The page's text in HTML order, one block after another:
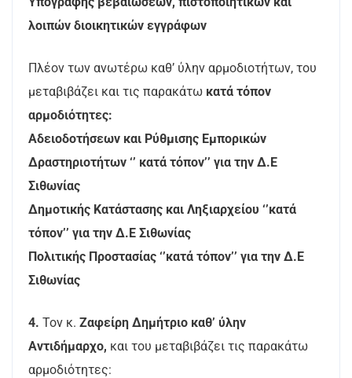
λοιπών διοικητικών εγγράφων
Πλέον των ανωτέρω καθ’ ύλην αρμοδιοτήτων, του
μεταβιβάζει και τις παρακάτω κατά τόπον
αρμοδιότητες:
Αδειοδοτήσεων και Ρύθμισης Εμπορικών
Δραστηριοτήτων ‘’ κατά τόπον’’ για την Δ.Ε
Σιθωνίας
Δημοτικής Κατάστασης και Ληξιαρχείου ‘’κατά
τόπον’’ για την Δ.Ε Σιθωνίας
Πολιτικής Προστασίας ‘’κατά τόπον’’ για την Δ.Ε
Σιθωνίας
4. Τον κ. Ζαφείρη Δημήτριο καθ’ ύλην
Αντιδήμαρχο, και του μεταβιβάζει τις παρακάτω
αρμοδιότητες: